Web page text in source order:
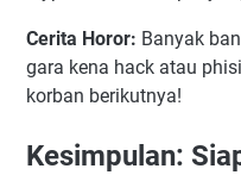
Cerita Horor: Banyak
gara kena hack atau
korban berikutnya!
Kesimpulan: